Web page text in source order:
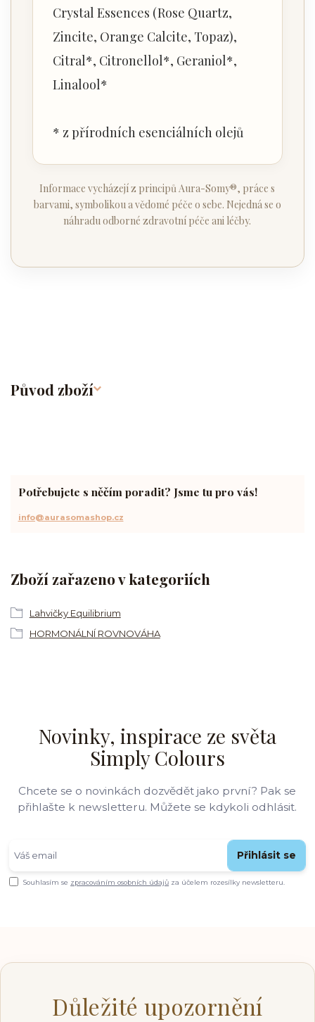
Crystal Essences (Rose Quartz,
Zincite, Orange Calcite, Topaz),
Citral*, Citronellol*, Geraniol*,
Linalool*
* z přírodních esenciálních olejů
Informace vycházejí z principů Aura-Somy®, práce s
barvami, symbolikou a vědomé péče o sebe. Nejedná se o
náhradu odborné zdravotní péče ani léčby.
Původ zboží
Zboží zařazeno v kategoriích
Lahvičky Equilibrium
HORMONÁLNÍ ROVNOVÁHA
Potřebujete s něčím poradit? Jsme tu pro vás!
info@aurasomashop.cz
Novinky, inspirace ze světa
Simply Colours
Chcete se o novinkách dozvědět jako první? Pak se
přihlašte k newsletteru. Můžete se kdykoli odhlásit.
Přihlásit se
Souhlasím se zpracováním osobních údajů za účelem rozesílky newsletteru.
Důležité upozornění